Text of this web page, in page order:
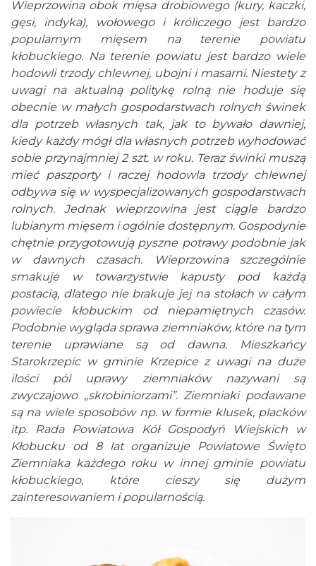
Wieprzowina obok mięsa drobiowego (kury, kaczki,
gęsi, indyka), wołowego i króliczego jest bardzo
popularnym mięsem na terenie powiatu
kłobuckiego. Na terenie powiatu jest bardzo wiele
hodowli trzody chlewnej, ubojni i masarni. Niestety z
uwagi na aktualną politykę rolną nie hoduje się
obecnie w małych gospodarstwach rolnych świnek
dla potrzeb własnych tak, jak to bywało dawniej,
kiedy każdy mógł dla własnych potrzeb wyhodować
sobie przynajmniej 2 szt. w roku. Teraz świnki muszą
mieć paszporty i raczej hodowla trzody chlewnej
odbywa się w wyspecjalizowanych gospodarstwach
rolnych. Jednak wieprzowina jest ciągle bardzo
lubianym mięsem i ogólnie dostępnym. Gospodynie
chętnie przygotowują pyszne potrawy podobnie jak
w dawnych czasach. Wieprzowina szczególnie
smakuje w towarzystwie kapusty pod każdą
postacią, dlatego nie brakuje jej na stołach w całym
powiecie kłobuckim od niepamiętnych czasów.
Podobnie wygląda sprawa ziemniaków, które na tym
terenie uprawiane są od dawna. Mieszkańcy
Starokrzepic w gminie Krzepice z uwagi na duże
ilości pól uprawy ziemniaków nazywani są
zwyczajowo „skrobiniorzami”. Ziemniaki podawane
są na wiele sposobów np. w formie klusek, placków
itp. Rada Powiatowa Kół Gospodyń Wiejskich w
Kłobucku od 8 lat organizuje Powiatowe Święto
Ziemniaka każdego roku w innej gminie powiatu
kłobuckiego, które cieszy się dużym
zainteresowaniem i popularnością.